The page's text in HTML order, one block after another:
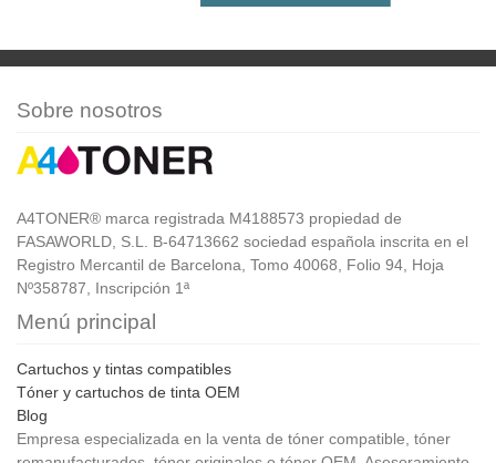
Sobre nosotros
A4TONER® marca registrada M4188573 propiedad de
FASAWORLD, S.L. B-64713662 sociedad española inscrita en el
Registro Mercantil de Barcelona, Tomo 40068, Folio 94, Hoja
Nº358787, Inscripción 1ª
Menú principal
Cartuchos y tintas compatibles
Tóner y cartuchos de tinta OEM
Blog
Empresa especializada en la venta de tóner compatible, tóner